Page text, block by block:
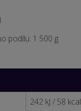
podílu: 1 500 g
242 kJ / 58 kcal